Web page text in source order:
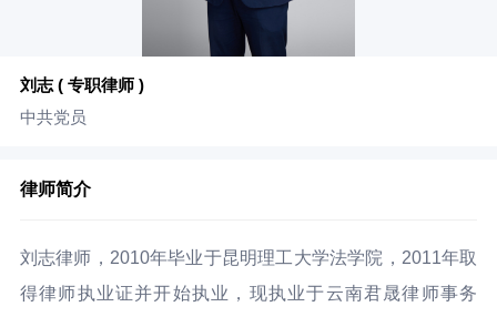
刘志 ( 专职律师 )
中共党员
律师简介
刘志律师，2010年毕业于昆明理工大学法学院，2011年取
得律师执业证并开始执业，现执业于云南君晟律师事务